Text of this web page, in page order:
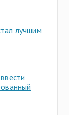
лучшим